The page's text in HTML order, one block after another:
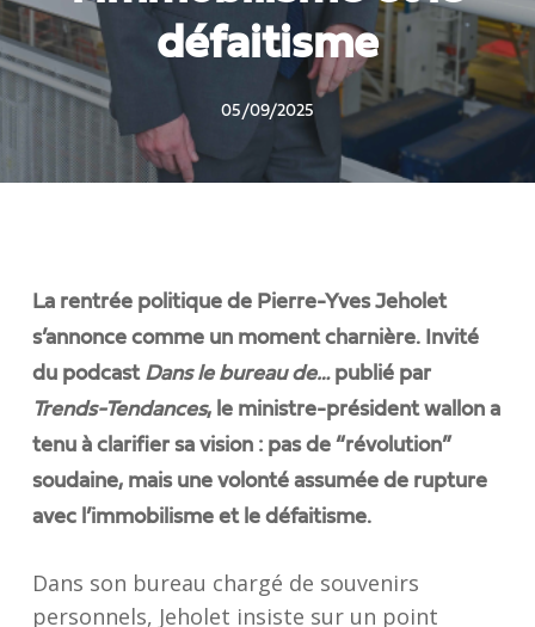
défaitisme
05/09/2025
La rentrée politique de Pierre-Yves Jeholet
s’annonce comme un moment charnière. Invité
du podcast Dans le bureau de…publié par
Trends-Tendances, le ministre-président wallon a
tenu à clarifier sa vision : pas de “révolution”
soudaine, mais une volonté assumée de rupture
avec l’immobilisme et le défaitisme.
Dans son bureau chargé de souvenirs
personnels, Jeholet insiste sur un point